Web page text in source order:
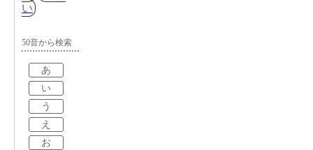
い
50音から検索
あ
い
う
え
お